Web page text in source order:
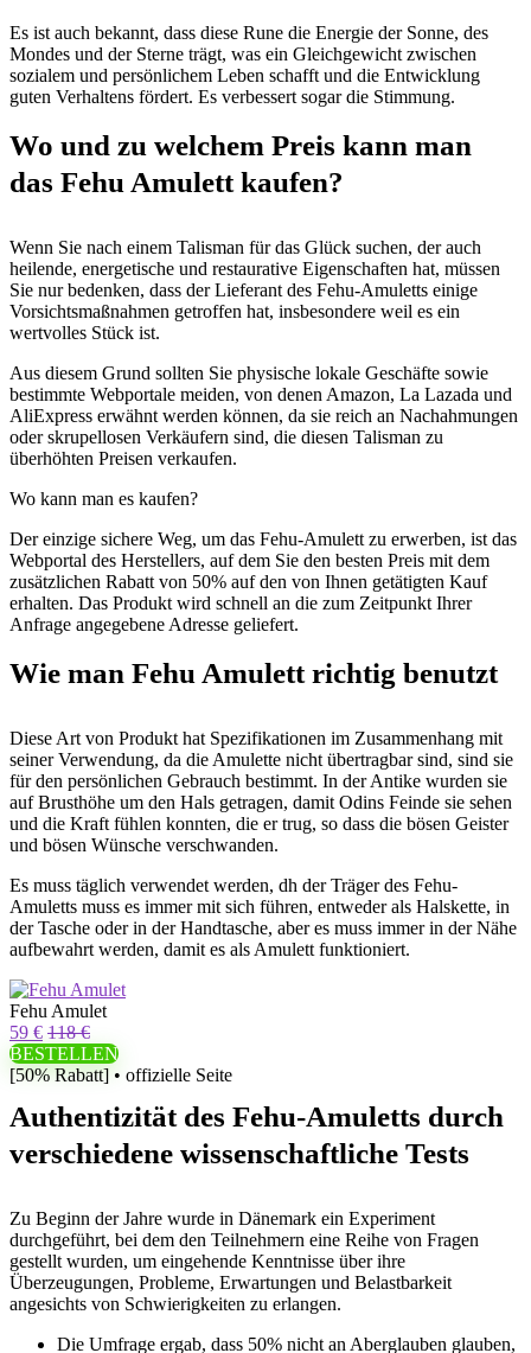
Es ist auch bekannt, dass diese Rune die Energie der Sonne, des
Mondes und der Sterne trägt, was ein Gleichgewicht zwischen
sozialem und persönlichem Leben schafft und die Entwicklung
guten Verhaltens fördert. Es verbessert sogar die Stimmung.
Wo und zu welchem ​​Preis kann man
das Fehu Amulett kaufen?
Wenn Sie nach einem Talisman für das Glück suchen, der auch
heilende, energetische und restaurative Eigenschaften hat, müssen
Sie nur bedenken, dass der Lieferant des Fehu-Amuletts einige
Vorsichtsmaßnahmen getroffen hat, insbesondere weil es ein
wertvolles Stück ist.
Aus diesem Grund sollten Sie physische lokale Geschäfte sowie
bestimmte Webportale meiden, von denen Amazon, La Lazada und
AliExpress erwähnt werden können, da sie reich an Nachahmungen
oder skrupellosen Verkäufern sind, die diesen Talisman zu
überhöhten Preisen verkaufen.
Wo kann man es kaufen?
Der einzige sichere Weg, um das Fehu-Amulett zu erwerben, ist das
Webportal des Herstellers, auf dem Sie den besten Preis mit dem
zusätzlichen Rabatt von 50% auf den von Ihnen getätigten Kauf
erhalten. Das Produkt wird schnell an die zum Zeitpunkt Ihrer
Anfrage angegebene Adresse geliefert.
Wie man Fehu Amulett richtig benutzt
Diese Art von Produkt hat Spezifikationen im Zusammenhang mit
seiner Verwendung, da die Amulette nicht übertragbar sind, sind sie
für den persönlichen Gebrauch bestimmt. In der Antike wurden sie
auf Brusthöhe um den Hals getragen, damit Odins Feinde sie sehen
und die Kraft fühlen konnten, die er trug, so dass die bösen Geister
und bösen Wünsche verschwanden.
Es muss täglich verwendet werden, dh der Träger des Fehu-
Amuletts muss es immer mit sich führen, entweder als Halskette, in
der Tasche oder in der Handtasche, aber es muss immer in der Nähe
aufbewahrt werden, damit es als Amulett funktioniert.
Fehu Amulet
59 € 118 €
BESTELLEN
[50% Rabatt] • offizielle Seite
Authentizität des Fehu-Amuletts durch
verschiedene wissenschaftliche Tests
Zu Beginn der Jahre wurde in Dänemark ein Experiment
durchgeführt, bei dem den Teilnehmern eine Reihe von Fragen
gestellt wurden, um eingehende Kenntnisse über ihre
Überzeugungen, Probleme, Erwartungen und Belastbarkeit
angesichts von Schwierigkeiten zu erlangen.
Die Umfrage ergab, dass 50% nicht an Aberglauben glauben,